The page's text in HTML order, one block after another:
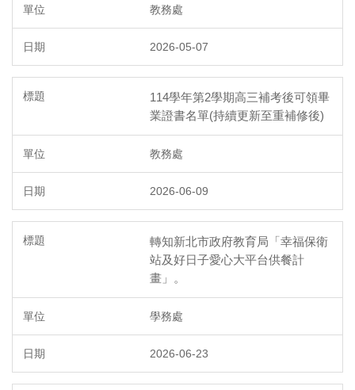
教務處
2026-05-07
114學年第2學期高三補考後可領畢
業證書名單(持續更新至重補修後)
教務處
2026-06-09
轉知新北市政府教育局「幸福保衛
站及好日子愛心大平台供餐計
畫」。
學務處
2026-06-23